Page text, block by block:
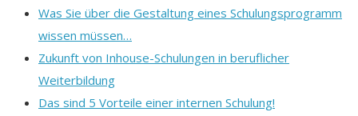
Was Sie über die Gestaltung eines Schulungsprogramm
wissen müssen…
Zukunft von Inhouse-Schulungen in beruflicher
Weiterbildung
Das sind 5 Vorteile einer internen Schulung!